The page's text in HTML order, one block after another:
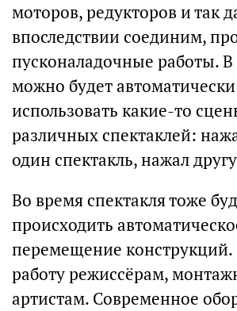
моторов, редукторов и так
впоследствии соединим,
пусконаладочные работы. В
можно будет автоматически
использовать какие-то
различных спектаклей:
один спектакль, нажал
Во время спектакля тоже
происходить
перемещение конструкций.
работу режиссёрам,
артистам. Современное